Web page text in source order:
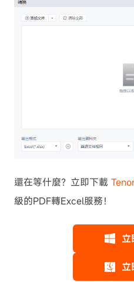
還在等什麼？立即下載
級的PDF轉Excel服務！